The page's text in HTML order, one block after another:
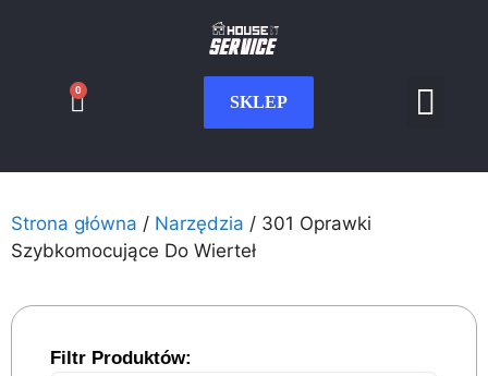
SKLEP
0
Strona główna / Narzędzia / 301 Oprawki
Szybkomocujące Do Wierteł
Filtr Produktów: